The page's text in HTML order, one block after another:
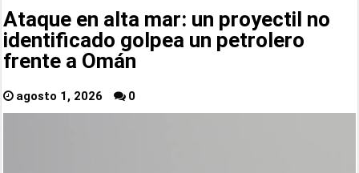
Ataque en alta mar: un proyectil no
identificado golpea un petrolero
frente a Omán
agosto 1, 2026 0